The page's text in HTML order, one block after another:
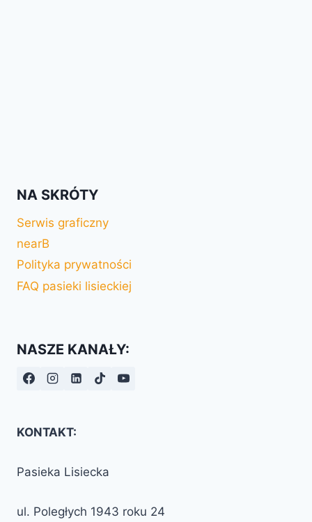
NA SKRÓTY
Serwis graficzny
nearB
Polityka prywatności
FAQ pasieki lisieckiej
NASZE KANAŁY:
KONTAKT:
Pasieka Lisiecka
ul. Poległych 1943 roku 24